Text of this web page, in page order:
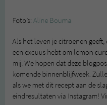
Foto’s: Aline Bouma
Als het leven je citroenen
een excuus hebt om lemon
mij. We hopen dat deze
komende binnenblijfweek.
als we met dit recept aan de
eindresultaten via Instagram!